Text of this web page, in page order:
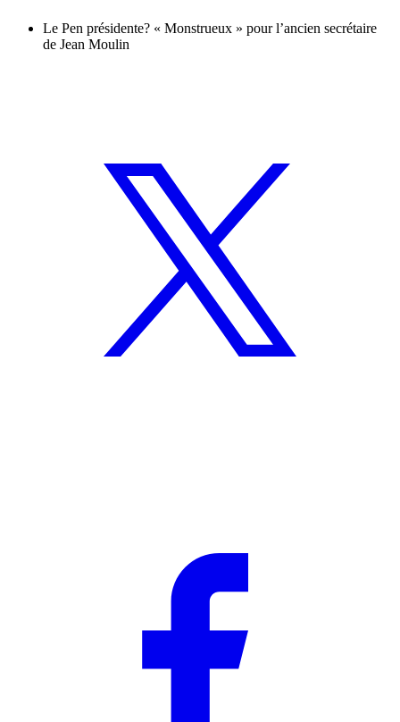
Le Pen présidente? « Monstrueux » pour l’ancien secrétaire
de Jean Moulin